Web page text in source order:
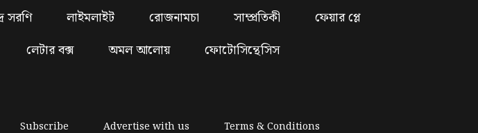
সরণি লাইমলাইট রোজনামচা সাম্প্রতিকী
ফেয়ার প্লে
লেটার বক্স অমল আলোয়
ফোটোসিন্থেসিস
Subscribe Advertise with us Terms & Conditions